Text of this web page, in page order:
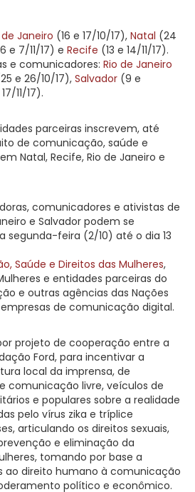
de Janeiro (16 e 17/10/17), Natal (24
e 7/11/17) e Recife (13 e 14/11/17).
e comunicadores: Rio de Janeiro
e 26/10/17), Salvador (9 e
11/17).
comunicadores e ativistas de
e Salvador podem se
segunda-feira (2/10) até o dia 13
Saúde e Direitos das Mulheres,
e entidades parceiras do
e outras agências das Nações
de comunicação digital.
projeto de cooperação entre a
Ford, para incentivar a
local da imprensa, de
comunicação livre, veículos de
e populares sobre a realidade
pelo vírus zika e tríplice
articulando os direitos sexuais,
e eliminação da
tomando por base a
ao direito humano à comunicação
político e econômico.